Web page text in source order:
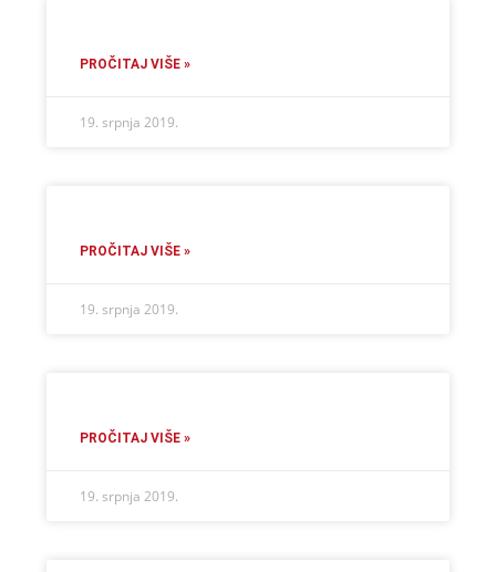
PROČITAJ VIŠE »
19. srpnja 2019.
PROČITAJ VIŠE »
19. srpnja 2019.
PROČITAJ VIŠE »
19. srpnja 2019.